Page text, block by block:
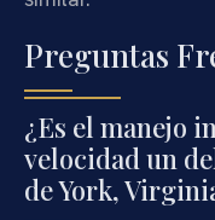
Preguntas
¿Es el manejo
velocidad un
de York,